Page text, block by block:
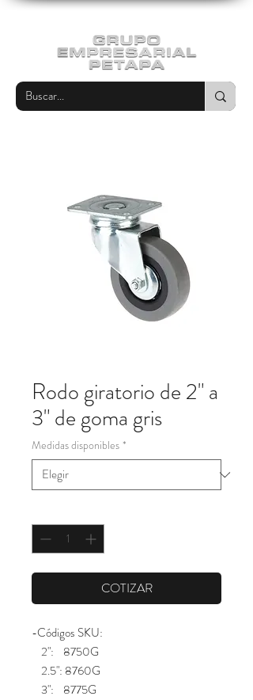
Rodo giratorio de 2" a
3" de goma gris
Medidas disponibles *
COTIZAR
-Códigos SKU:
2": 8750G
2.5": 8760G
3": 8775G